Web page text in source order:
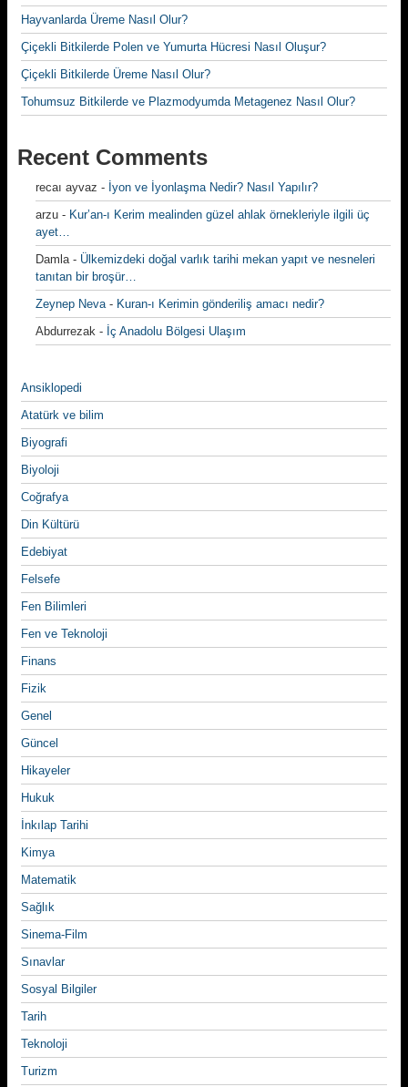
Hayvanlarda Üreme Nasıl Olur?
Çiçekli Bitkilerde Polen ve Yumurta Hücresi Nasıl Oluşur?
Çiçekli Bitkilerde Üreme Nasıl Olur?
Tohumsuz Bitkilerde ve Plazmodyumda Metagenez Nasıl Olur?
Recent Comments
recaı ayvaz - İyon ve İyonlaşma Nedir? Nasıl Yapılır?
arzu - Kur’an-ı Kerim mealinden güzel ahlak örnekleriyle ilgili üç
ayet…
Damla- Ülkemizdeki doğal varlık tarihi mekan yapıt ve nesneleri
tanıtan bir broşür…
Zeynep Neva- Kuran-ı Kerimin gönderiliş amacı nedir?
Abdurrezak - İç Anadolu Bölgesi Ulaşım
Ansiklopedi
Atatürk ve bilim
Biyografi
Biyoloji
Coğrafya
Din Kültürü
Edebiyat
Felsefe
Fen Bilimleri
Fen ve Teknoloji
Finans
Fizik
Genel
Güncel
Hikayeler
Hukuk
İnkılap Tarihi
Kimya
Matematik
Sağlık
Sinema-Film
Sınavlar
Sosyal Bilgiler
Tarih
Teknoloji
Turizm